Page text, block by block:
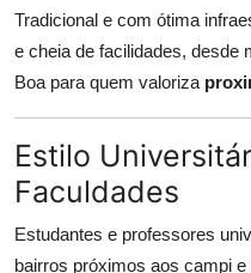
Tradicional e com ótima
e cheia de facilidades, desde
Boa para quem valoriza
Estilo
Faculdades
Estudantes e professores
bairros próximos aos campi